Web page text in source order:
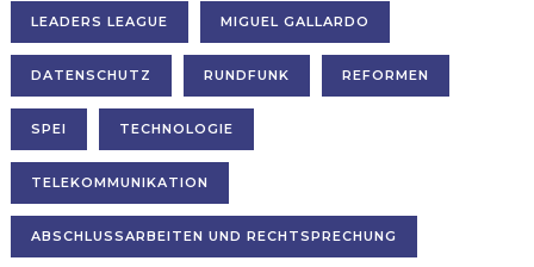
LEADERS LEAGUE MIGUEL GALLARDO
DATENSCHUTZ RUNDFUNK REFORMEN
SPEI TECHNOLOGIE
TELEKOMMUNIKATION
ABSCHLUSSARBEITEN UND RECHTSPRECHUNG